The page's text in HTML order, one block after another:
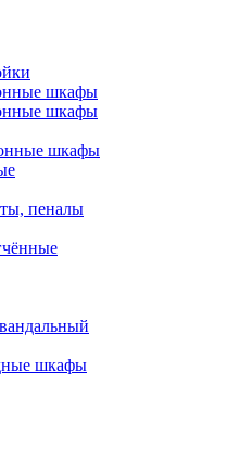
шкафы
шкафы
шкафы
пеналы
шкафы